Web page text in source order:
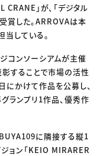
」が、「デジタル
賞した。ARROVAは本
している。
コンソーシアムが主催
彰することで市場の活性
かけて作品を公募し、
ランプリ1作品、優秀作
に隣接する縦1
ョン「KEIO MIRARER